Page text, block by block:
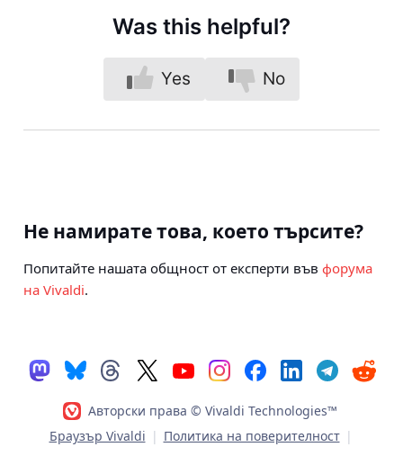
Was this helpful?
Yes No
Не намирате това, което търсите?
Попитайте нашата общност от експерти във форума
на Vivaldi.
Авторски права © Vivaldi Technologies™
Браузър Vivaldi | Политика на поверителност |